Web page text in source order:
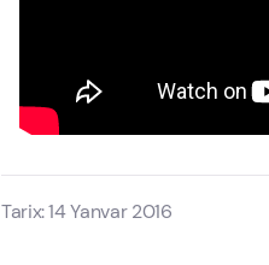
Tarix: 14 Yanvar 2016